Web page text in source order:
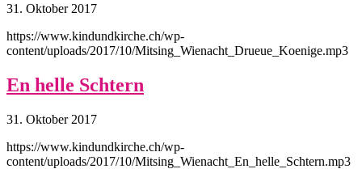
31. Oktober 2017
https://www.kindundkirche.ch/wp-
content/uploads/2017/10/Mitsing_Wienacht_Drueue_Koenige.mp3
En helle Schtern
31. Oktober 2017
https://www.kindundkirche.ch/wp-
content/uploads/2017/10/Mitsing_Wienacht_En_helle_Schtern.mp3